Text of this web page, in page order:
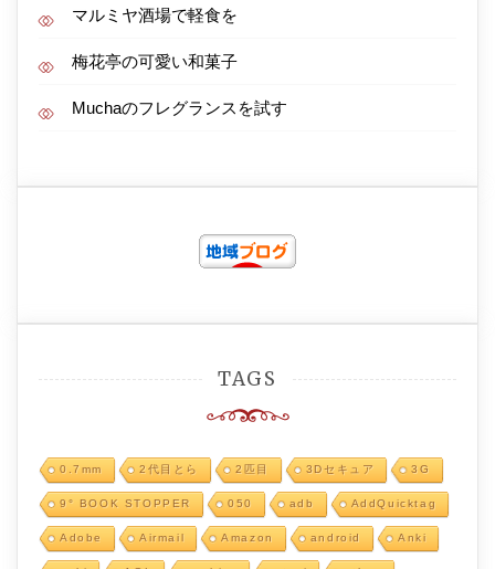
マルミヤ酒場で軽食を
梅花亭の可愛い和菓子
Muchaのフレグランスを試す
TAGS
0.7mm 2代目とら 2匹目 3Dセキュア 3G
9° BOOK STOPPER 050 adb AddQuicktag
Adobe Airmail Amazon android Anki